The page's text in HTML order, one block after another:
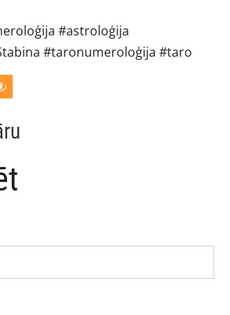
#astroloģija
#taronumeroloģija #taro